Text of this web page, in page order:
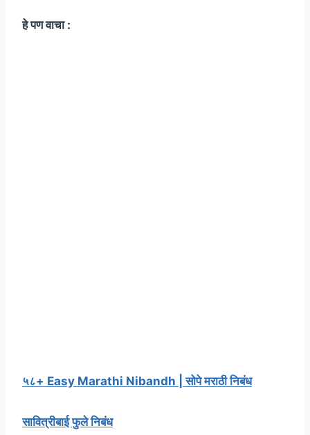
हे पण वाचा :
५८+ Easy Marathi Nibandh | सोपे मराठी निबंध
सावित्रीबाई फुले निबंध